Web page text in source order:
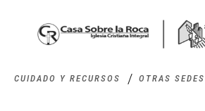
CUIDADO Y RECURSOS OTRAS SEDES